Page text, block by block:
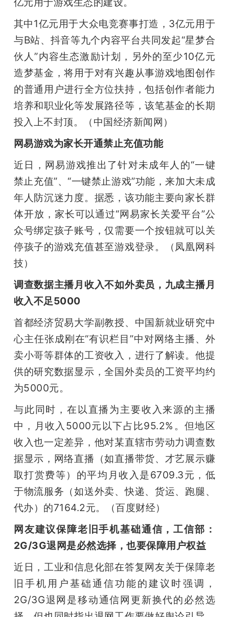
其中1亿元用于大众电竞赛事打造，3亿元用于
与B站、抖音等九个内容平台共同发起“星梦合
伙人”内容生态激励计划，另外的至少10亿元
造梦基金，将用于对有兴趣从事游戏地图创作
的普通用户进行全方位扶持，包括创作者能力
培养和职业化等发展路径等，该笔基金的长期
投入上不封顶。（中国经济新闻网）
网易游戏为家长开通禁止充值功能
近日，网易游戏推出了针对未成年人的“一键
禁止充值”、“一键禁止游戏”功能，来加大未成
年人防沉迷力度。据悉，该功能主要向家长群
体开放，家长可以通过“网易家长关爱平台”公
众号绑定孩子账号，仅需要一个按钮就可以关
停孩子的游戏充值甚至游戏登录。（凤凰网科
技）
调查数据主播月收入不如外卖员，九成主播月
收入不足5000
首都经济贸易大学副教授、中国新就业研究中
心主任张成刚在“有识栏目”中对网络主播、外
卖小哥等群体的工资收入，进行了解读。他提
供的研究数据显示，全国外卖员的工资平均约
为5000元。
与此同时，在以直播为主要收入来源的主播
中，月收入5000元以下占比95.2%。但地区
收入也一定差异，他对某直辖市劳动力调查数
据显示，网络直播（如直播带货、才艺展示赚
取打赏费等）的平均月收入是6709.3元，低
于物流服务（如送外卖、快递、货运、跑腿、
代办）的7164.2元。（百度财经）
网友建议保障老旧手机基础通信，工信部：
2G/3G退网是必然选择，也要保障用户权益
近日，工业和信息化部在答复网友关于保障老
旧手机用户基础通信功能的建议时强调，
2G/3G退网是移动通信网更新换代的必然选